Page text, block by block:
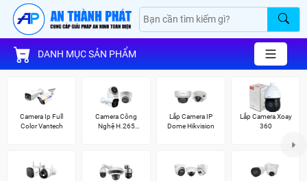
DANH MỤC SẢN PHẨM
Camera Ip Full
Color Vantech
Camera Công
Nghệ H.265
Lắp Camera IP
Dome Hikvision
Lắp Camera Xoay
360